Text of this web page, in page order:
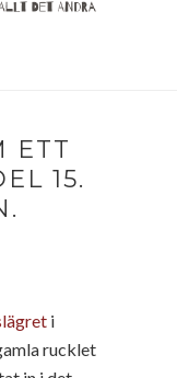
ETT
15.
i
rucklet